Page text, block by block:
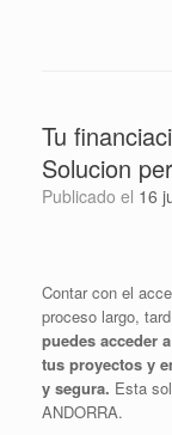
Tu
Solucion
Publicado el 16
Contar con el
proceso largo,
puedes acceder
tus proyectos y
y segura. Esta
ANDORRA.